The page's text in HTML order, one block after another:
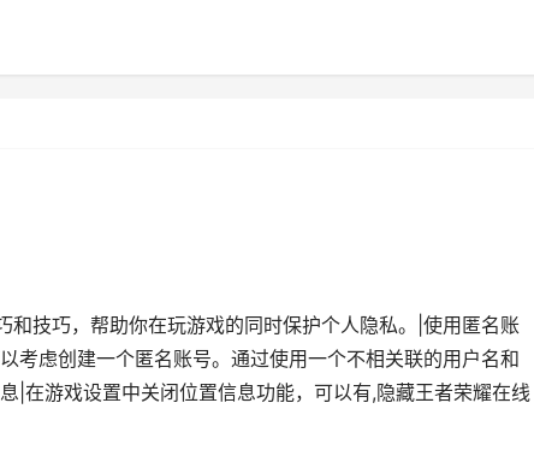
技巧，帮助你在玩游戏的同时保护个人隐私。|使用匿名账
考虑创建一个匿名账号。通过使用一个不相关联的用户名和
|在游戏设置中关闭位置信息功能，可以有,隐藏王者荣耀在线